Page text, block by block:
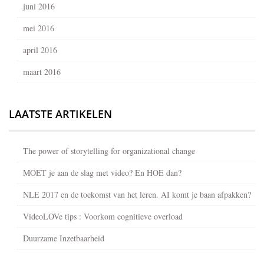
juni 2016
mei 2016
april 2016
maart 2016
LAATSTE ARTIKELEN
The power of storytelling for organizational change
MOET je aan de slag met video? En HOE dan?
NLE 2017 en de toekomst van het leren. AI komt je baan afpakken?
VideoLOVe tips : Voorkom cognitieve overload
Duurzame Inzetbaarheid